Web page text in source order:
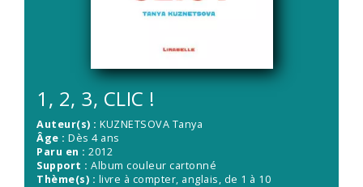
1, 2, 3, CLIC !
Auteur(s) : KUZNETSOVA Tanya
Âge : Dès 4 ans
Paru en : 2012
Support : Album couleur cartonné
Thème(s) : livre à compter, anglais, de 1 à 10